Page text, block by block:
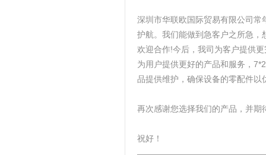
深圳市华联欧国际贸易有限公司
护航。我们能做到急客户之所急
欢迎合作!今后，我司为客户提供
为用户提供更好的产品和服务，
品提供维护，确保设备的零配件
再次感谢您选择我们的产品，并期
祝好！